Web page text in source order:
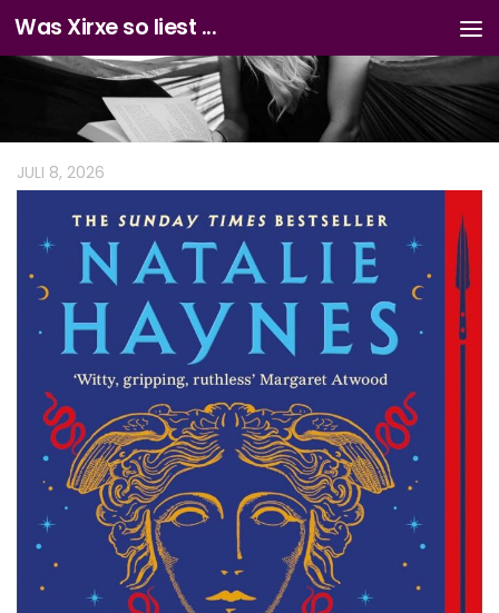
Zum Inhalt springen
Was Xirxe so liest ...
JULI 8, 2026